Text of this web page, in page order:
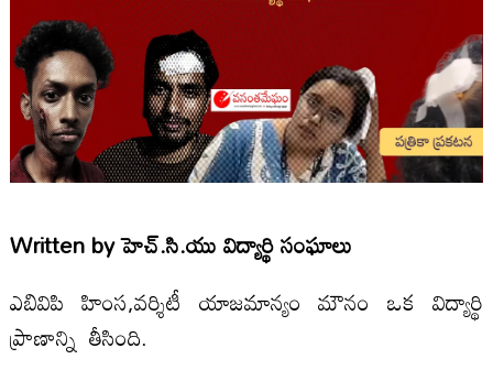
Written byహెచ్.సి.యు విద్యార్థి సంఘాలు
ఎబివిపి హింస,వర్శిటీ యాజమాన్యం మౌనం ఒక విద్యార్థి
ప్రాణాన్ని తీసింది.